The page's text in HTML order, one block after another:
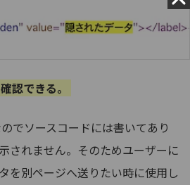
認できる。
でソースコードには書いてあり
されません。そのためユーザーに
を別ページへ送りたい時に使用し